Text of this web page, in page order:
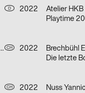
D
2022
Atelier HKB
Playtime
Graber, Christian Hofer CH
2022
Brechbühl
CH
2022
Nuss